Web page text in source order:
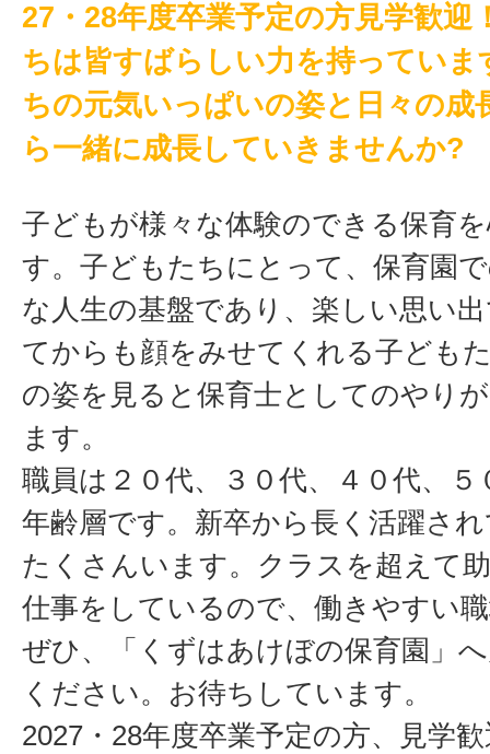
27・28年度卒業予定の方見学歓迎
ちは皆すばらしい力を持っていま
ちの元気いっぱいの姿と日々の成
ら一緒に成長していきませんか?
子どもが様々な体験のできる保育
す。子どもたちにとって、保育園
な人生の基盤であり、楽しい思い
てからも顔をみせてくれる子ども
の姿を見ると保育士としてのやり
ます。
職員は２０代、３０代、４０代、５
年齢層です。新卒から長く活躍さ
たくさんいます。クラスを超えて
仕事をしているので、働きやすい
ぜひ、「くずはあけぼの保育園」
ください。お待ちしています。
2027・28年度卒業予定の方、見学